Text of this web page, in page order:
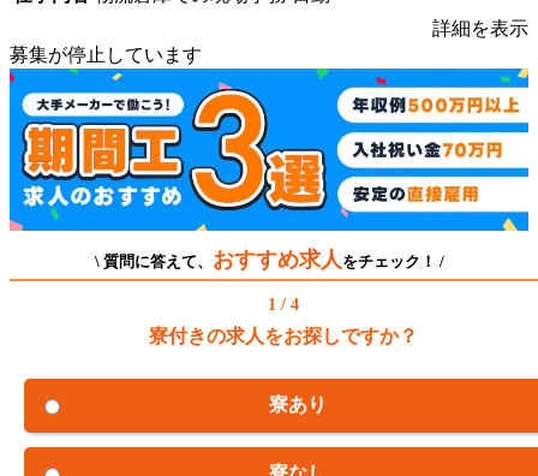
詳細を表示
募集が停止しています
\ 質問に答えて、 おすすめ求人 をチェック！ /
1 / 4
寮付きの求人をお探しですか？
寮あり